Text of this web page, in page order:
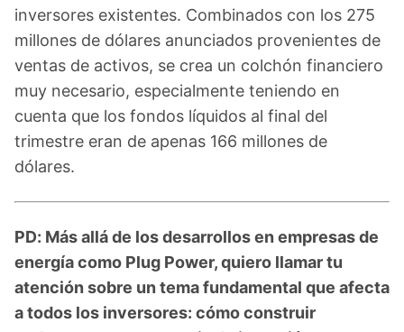
inversores existentes. Combinados con los 275
millones de dólares anunciados provenientes de
ventas de activos, se crea un colchón financiero
muy necesario, especialmente teniendo en
cuenta que los fondos líquidos al final del
trimestre eran de apenas 166 millones de
dólares.
PD: Más allá de los desarrollos en empresas de
energía como Plug Power, quiero llamar tu
atención sobre un tema fundamental que afecta
a todos los inversores: cómo construir